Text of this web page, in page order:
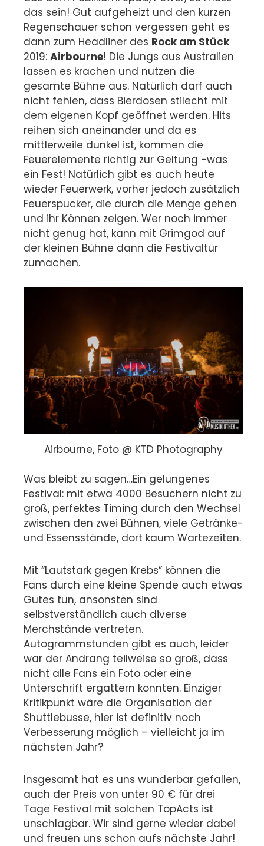
das sein! Gut aufgeheizt und den kurzen
Regenschauer schon vergessen geht es
dann zum Headliner des Rock am Stück
2019: Airbourne! Die Jungs aus Australien
lassen es krachen und nutzen die
gesamte Bühne aus. Natürlich darf auch
nicht fehlen, dass Bierdosen stilecht mit
dem eigenen Kopf geöffnet werden. Hits
reihen sich aneinander und da es
mittlerweile dunkel ist, kommen die
Feuerelemente richtig zur Geltung -was
ein Fest! Natürlich gibt es auch heute
wieder Feuerwerk, vorher jedoch zusätzlich
Feuerspucker, die durch die Menge gehen
und ihr Können zeigen. Wer noch immer
nicht genug hat, kann mit Grimgod auf
der kleinen Bühne dann die Festivaltür
zumachen.
Airbourne, Foto @ KTD Photography
Was bleibt zu sagen…Ein gelungenes
Festival: mit etwa 4000 Besuchern nicht zu
groß, perfektes Timing durch den Wechsel
zwischen den zwei Bühnen, viele Getränke-
und Essensstände, dort kaum Wartezeiten.
Mit “Lautstark gegen Krebs” können die
Fans durch eine kleine Spende auch etwas
Gutes tun, ansonsten sind
selbstverständlich auch diverse
Merchstände vertreten.
Autogrammstunden gibt es auch, leider
war der Andrang teilweise so groß, dass
nicht alle Fans ein Foto oder eine
Unterschrift ergattern konnten. Einziger
Kritikpunkt wäre die Organisation der
Shuttlebusse, hier ist definitiv noch
Verbesserung möglich – vielleicht ja im
nächsten Jahr?
Insgesamt hat es uns wunderbar gefallen,
auch der Preis von unter 90 € für drei
Tage Festival mit solchen TopActs ist
unschlagbar. Wir sind gerne wieder dabei
und freuen uns schon aufs nächste Jahr!